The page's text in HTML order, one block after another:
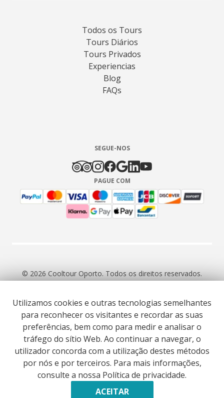
Todos os Tours
Tours Diários
Tours Privados
Experiencias
Blog
FAQs
SEGUE-NOS
PAGUE COM
© 2026 Cooltour Oporto. Todos os direitos reservados.
RNAAT 309/2015RNAVT 7055
Website co-funded by European Union’s COSME - SMP
programme executed under project ST3ER - ref. 101121592
Desenvolvido por
Utilizamos cookies e outras tecnologias semelhantes
para reconhecer os visitantes e recordar as suas
preferências, bem como para medir e analisar o
tráfego do sítio Web. Ao continuar a navegar, o
utilizador concorda com a utilização destes métodos
por nós e por terceiros. Para mais informações,
consulte a nossa Política de privacidade.
ACEITAR